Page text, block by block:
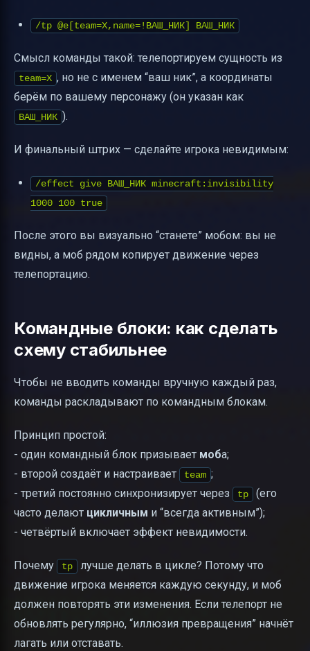
/tp @e[team=X,name=!ВАШ_НИК] ВАШ_НИК
Смысл команды такой: телепортируем сущность из
team=X , но не с именем “ваш ник”, а координаты
берём по вашему персонажу (он указан как
ВАШ_НИК ).
И финальный штрих — сделайте игрока невидимым:
/effect give ВАШ_НИК minecraft:invisibility
1000 100 true
После этого вы визуально “станете” мобом: вы не
видны, а моб рядом копирует движение через
телепортацию.
Командные блоки: как сделать
схему стабильнее
Чтобы не вводить команды вручную каждый раз,
команды раскладывают по командным блокам.
Принцип простой:
- один командный блок призывает моба;
- второй создаёт и настраивает
team ;
- третий постоянно синхронизирует через
tp
(его
часто делают цикличным и “всегда активным”);
- четвёртый включает эффект невидимости.
Почему tp
лучше делать в цикле? Потому что
движение игрока меняется каждую секунду, и моб
должен повторять эти изменения. Если телепорт не
обновлять регулярно, “иллюзия превращения” начнёт
лагать или отставать.